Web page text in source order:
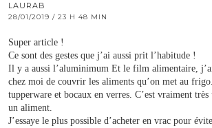
LAURAB
28/01/2019 / 23 H 48 MIN
Super article !
Ce sont des gestes que j’ai aussi prit l’habitude !
Il y a aussi l’aluminimum Et le film alimentaire,
chez moi de couvrir les aliments qu’on met au
tupperware et bocaux en verres. C’est vraiment
un aliment.
J’essaye le plus possible d’acheter en vrac pour